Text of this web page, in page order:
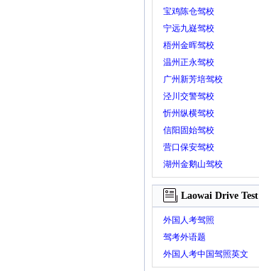
宝鸡陈仓驾校
宁远九嶷驾校
梧州金晖驾校
温州正永驾校
广州新芳培驾校
泾川交警驾校
忻州纵横驾校
信阳固始驾校
营口保安驾校
湖州金鹅山驾校
Laowai Drive Test
外国人考驾照
驾考外语题
外国人考中国驾照英文